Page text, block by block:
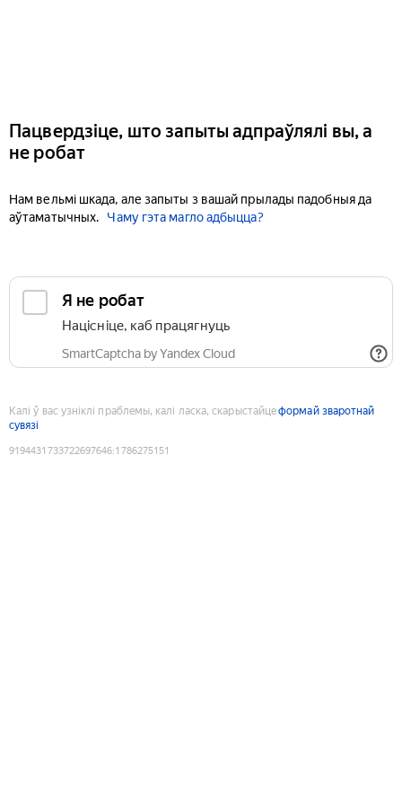
Пацвердзіце, што запыты адпраўлялі вы, а
не робат
Нам вельмі шкада, але запыты з вашай прылады падобныя да
аўтаматычных.
Чаму гэта магло адбыцца?
Я не робат
Націсніце, каб працягнуць
SmartCaptcha by Yandex Cloud
Калі ў вас узніклі праблемы, калі ласка, скарыстайцеформай зваротнай
сувязі
9194431733722697646:1786275151